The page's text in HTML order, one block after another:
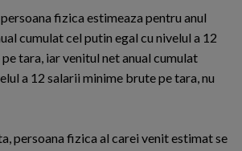
fizica estimeaza pentru anul
cumulat cel putin egal cu nivelul a 12
tara, iar venitul net anual cumulat
a 12 salarii minime brute pe tara, nu
persoana fizica al carei venit estimat se